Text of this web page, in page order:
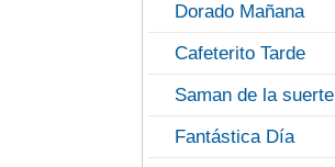
Dorado Mañana
Cafeterito Tarde
Saman de la suerte
Fantástica Día